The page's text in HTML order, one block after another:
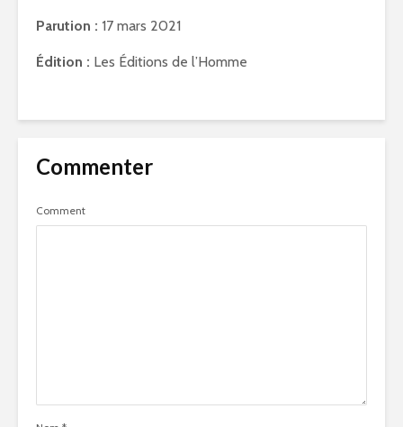
Parution : 17 mars 2021
Édition : Les Éditions de l’Homme
Commenter
Comment